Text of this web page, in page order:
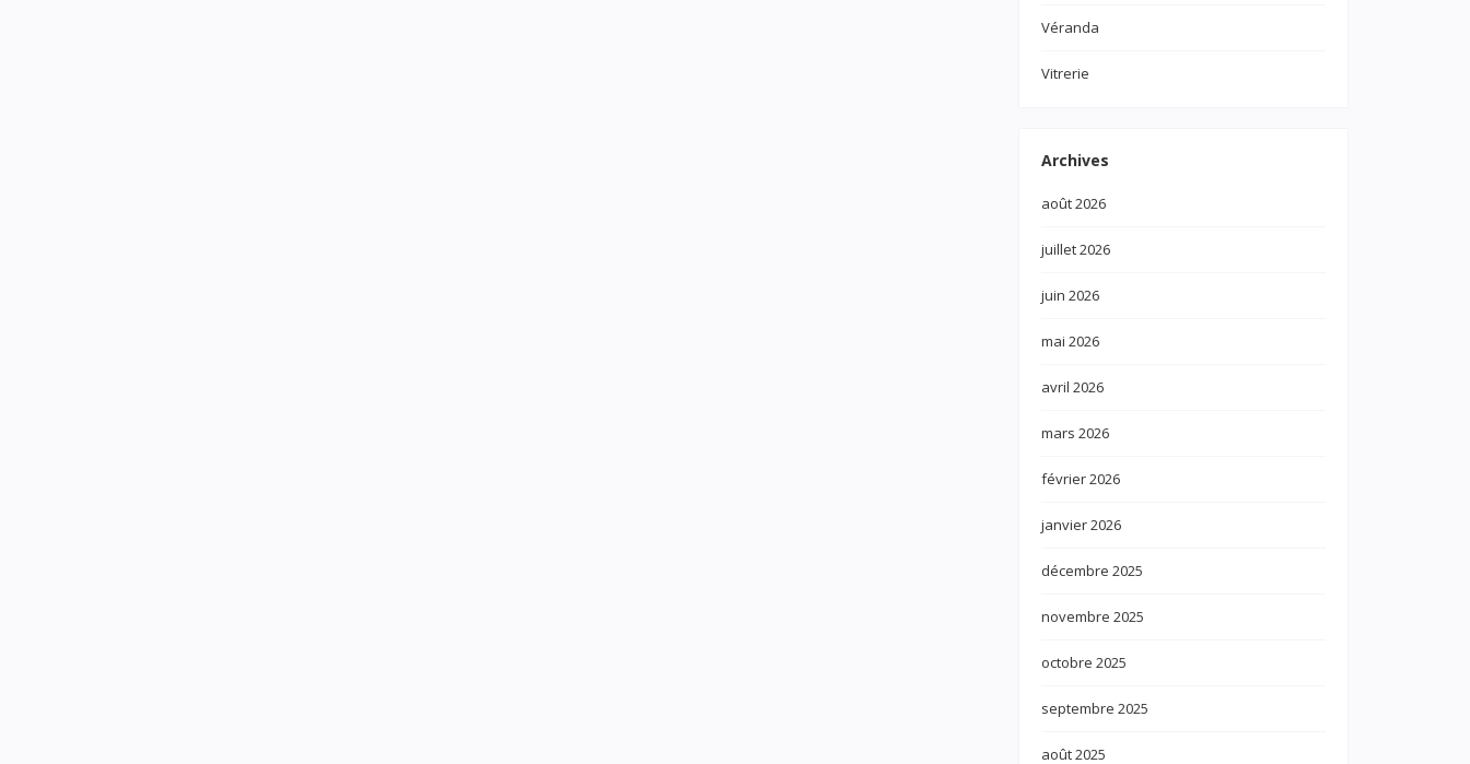
Véranda
Vitrerie
Archives
août 2026
juillet 2026
juin 2026
mai 2026
avril 2026
mars 2026
février 2026
janvier 2026
décembre 2025
novembre 2025
octobre 2025
septembre 2025
août 2025